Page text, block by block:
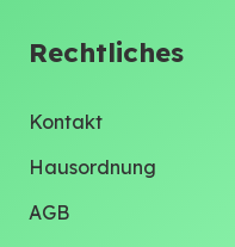
Rechtliches
Kontakt
Hausordnung
AGB